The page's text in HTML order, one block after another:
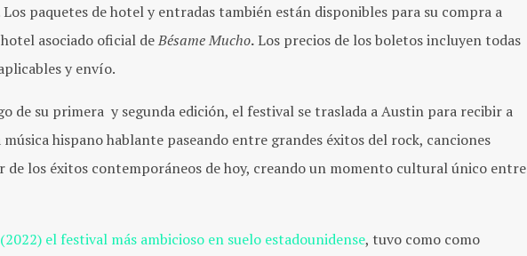
paquetes de hotel y entradas también están disponibles para su compra a
asociado oficial deBésame Mucho.Los precios de los boletos incluyen todas
y envío.
de su primera y segunda edición, el festival se traslada a Austin para recibir a
hispano hablante paseando entre grandes éxitos del rock, canciones
de los éxitos contemporáneos de hoy, creando un momento cultural único entre
el festival más ambicioso en suelo estadounidense, tuvo como como